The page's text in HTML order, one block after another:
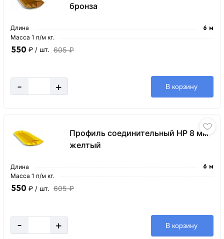
бронза
Длина 6 м
Масса 1 п/м кг.
550 ₽ / шт. 605 ₽
- + В корзину
Профиль соединительный HP 8 мм
желтый
Длина 6 м
Масса 1 п/м кг.
550 ₽ / шт. 605 ₽
- + В корзину